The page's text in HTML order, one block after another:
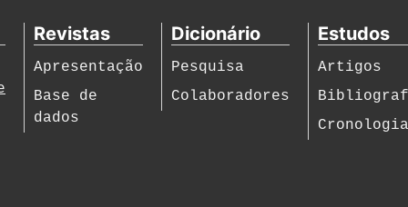
Revistas
Apresentação
Base de
dados
Dicionário
Pesquisa
Colaboradores
Estudos
Artigos